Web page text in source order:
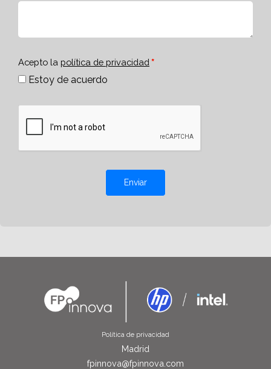
Acepto la política de privacidad
Estoy de acuerdo
Enviar
Política de privacidad
Madrid
fpinnova@fpinnova.com